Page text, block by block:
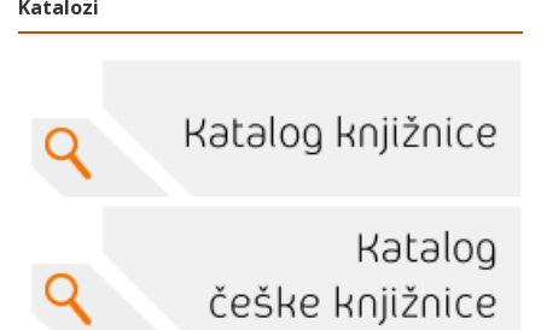
Katalozi